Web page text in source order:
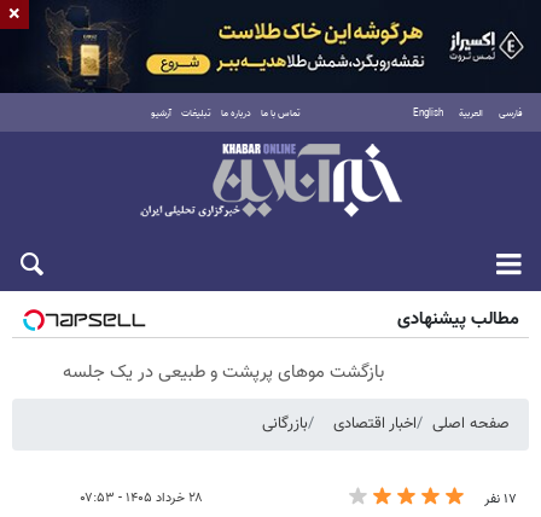
فارسی العربية English تماس با ما درباره ما تبلیغات آرشیو
شنبه ۱۷ مرداد ۱۴۰۵
مطالب پیشنهادی
بازگشت موهای پرپشت و طبیعی در یک جلسه
صفحه اصلی اخبار اقتصادی بازرگانی
۱۷ نفر ۲۸ خرداد ۱۴۰۵ - ۰۷:۵۳
×